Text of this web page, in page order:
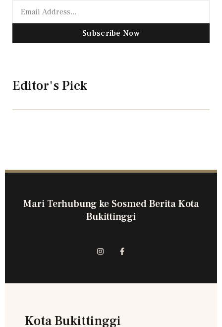
Subscribe Now
Editor's Pick
Mari Terhubung ke Sosmed Berita Kota
Bukittinggi
Kota Bukittinggi